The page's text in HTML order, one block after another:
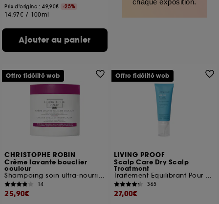
Prix d'origine : 49,90€ -25%
14,97€ / 100ml
Ajouter au panier
chaque exposition.
CHRISTOPHE ROBIN
Crème lavante bouclier
couleur
Shampoing soin ultra-nourrissant
14
25,90€
Offre fidélité web
LIVING PROOF
Scalp Care Dry Scalp
Treatment
Traitement Equilibrant Pour Cuir Chevelu
365
27,00€
Offre fidélité web